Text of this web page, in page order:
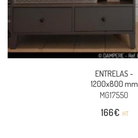
ENTRELAS -
1200x800 mm
MG17550
166€ HT